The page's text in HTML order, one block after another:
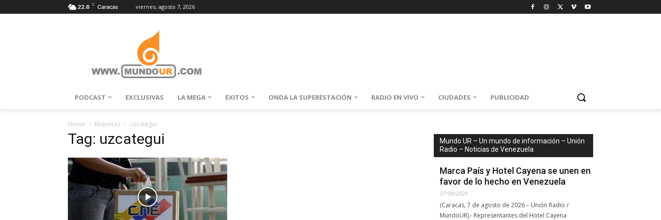
22.6 C Caracas viernes, agosto 7, 2026
PODCAST EXCLUSIVAS LA MEGA EXITOS ONDA LA SUPERESTACIÓN RADIO EN VIVO CIUDADES PUBLICIDAD
Home Etiquetas Uzcategui
Tag: uzcategui
Mundo UR – Un mundo de información – Unión
Radio – Noticias de Venezuela
Marca País y Hotel Cayena se unen en
favor de lo hecho en Venezuela
07/08/2026
(Caracas, 7 de agosto de 2026 – Unión Radio /
MundoUR).- Representantes del Hotel Cayena